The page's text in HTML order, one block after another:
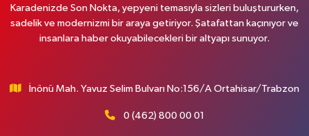
Karadenizde Son Nokta, yepyeni temasıyla sizleri buluştururken,
sadelik ve modernizmi bir araya getiriyor. Şatafattan kaçınıyor ve
insanlara haber okuyabilecekleri bir altyapı sunuyor.
İnönü Mah. Yavuz Selim Bulvarı No:156/A Ortahisar/Trabzon
0 (462) 800 00 01